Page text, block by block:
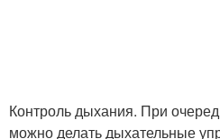
Контроль дыхания. При
можно делать дыхательные